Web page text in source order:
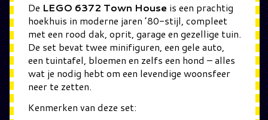
De LEGO 6372 Town House is een prachtig
hoekhuis in moderne jaren ’80-stijl, compleet
met een rood dak, oprit, garage en gezellige tuin.
De set bevat twee minifiguren, een gele auto,
een tuintafel, bloemen en zelfs een hond – alles
wat je nodig hebt om een levendige woonsfeer
neer te zetten.
Kenmerken van deze set: